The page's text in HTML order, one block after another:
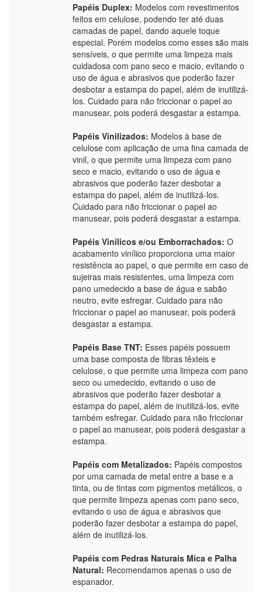
Papéis Duplex: Modelos com revestimentos
feitos em celulose, podendo ter até duas
camadas de papel, dando aquele toque
especial. Porém modelos como esses são mais
sensíveis, o que permite uma limpeza mais
cuidadosa com pano seco e macio, evitando o
uso de água e abrasivos que poderão fazer
desbotar a estampa do papel, além de inutilizá-
los. Cuidado para não friccionar o papel ao
manusear, pois poderá desgastar a estampa.
Papéis Vinilizados: Modelos à base de
celulose com aplicação de uma fina camada de
vinil, o que permite uma limpeza com pano
seco e macio, evitando o uso de água e
abrasivos que poderão fazer desbotar a
estampa do papel, além de inutilizá-los.
Cuidado para não friccionar o papel ao
manusear, pois poderá desgastar a estampa.
Papéis Vinílicos e/ou Emborrachados: O
acabamento vinílico proporciona uma maior
resistência ao papel, o que permite em caso de
sujeiras mais resistentes, uma limpeza com
pano umedecido a base de água e sabão
neutro, evite esfregar. Cuidado para não
friccionar o papel ao manusear, pois poderá
desgastar a estampa.
Papéis Base TNT: Esses papéis possuem
uma base composta de fibras têxteis e
celulose, o que permite uma limpeza com pano
seco ou umedecido, evitando o uso de
abrasivos que poderão fazer desbotar a
estampa do papel, além de inutilizá-los, evite
também esfregar. Cuidado para não friccionar
o papel ao manusear, pois poderá desgastar a
estampa.
Papéis com Metalizados: Papéis compostos
por uma camada de metal entre a base e a
tinta, ou de tintas com pigmentos metálicos, o
que permite limpeza apenas com pano seco,
evitando o uso de água e abrasivos que
poderão fazer desbotar a estampa do papel,
além de inutilizá-los.
Papéis com Pedras Naturais Mica e Palha
Natural: Recomendamos apenas o uso de
espanador.